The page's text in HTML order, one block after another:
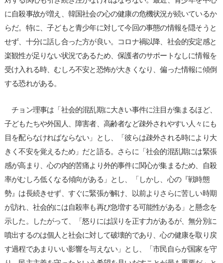
に自殺事故が増え、韓国社会の心の健康の危機状況が続いているか
らだ。特に、子どもと青少年に対して今回の事態の情報を隠そうと
せず、十分に話し合った方が良い。コロナ禍以降、社会的安定感と
楽観性が足りない状況であるため、保護者のサポートなしに情報を
受け入れる時、むしろ不安と恐怖が大きくなり、偏った情報に傾倒
する恐れがある。
チョン理事は「社会的混乱期に大きい事件に注目が集まるほど、
子どもたちや外国人、障害者、高齢者など疎外されやすい人々にも
目を配らなければならない」とし、「彼らは疎外される時により大
きく不安を覚えるため」だと語る。さらに「社会的混乱期には緊張
感が高まり、心の内的苦痛より外的事件に関心が集まるため、自殺
率がむしろ低くなる傾向がある」とし、「しかし、心の『戦時態
勢』は長続きせず、すぐに緊張が解け、以前よりさらに苦しい時期
が訪れ、社会的には自殺率も再び急増する可能性がある」と懸念を
示した。したがって、「怒りには誤りを正す力があるが、無分別に
噴出するのは個人と社会に対して破壊的であり、心の健康を取り戻
す過程であまりいい影響を与えない」とし、「市民自らが国家を守